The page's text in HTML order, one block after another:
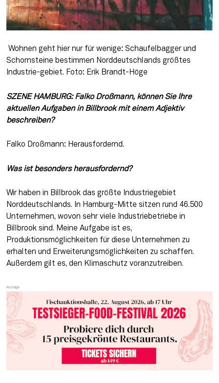
Schornsteine bestimmen Norddeutschlands größtes
Industrie-gebiet. Foto: Erik Brandt-Höge
SZENE HAMBURG: Falko Droßmann, können Sie Ihre
aktuellen Aufgaben in Billbrook mit einem Adjektiv
beschreiben?
Falko Droßmann: Herausfordernd.
Was ist besonders herausfordernd?
Wir haben in Billbrook das größte Industriegebiet
Norddeutschlands. In Hamburg-Mitte sitzen rund 46.500
Unternehmen, wovon sehr viele Industriebetriebe in
Billbrook sind. Meine Aufgabe ist es,
Produktionsmöglichkeiten für diese Unternehmen zu
erhalten und Erweiterungsmöglichkeiten zu schaffen.
Außerdem gilt es, den Klimaschutz voranzutreiben.